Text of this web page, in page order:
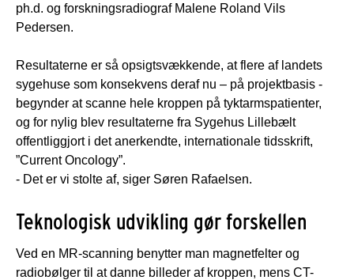
ph.d. og forskningsradiograf Malene Roland Vils
Pedersen.
Resultaterne er så opsigtsvækkende, at flere af landets
sygehuse som konsekvens deraf nu – på projektbasis -
begynder at scanne hele kroppen på tyktarmspatienter,
og for nylig blev resultaterne fra Sygehus Lillebælt
offentliggjort i det anerkendte, internationale tidsskrift,
”Current Oncology”.
- Det er vi stolte af, siger Søren Rafaelsen.
Teknologisk udvikling gør forskellen
Ved en MR-scanning benytter man magnetfelter og
radiobølger til at danne billeder af kroppen, mens CT-